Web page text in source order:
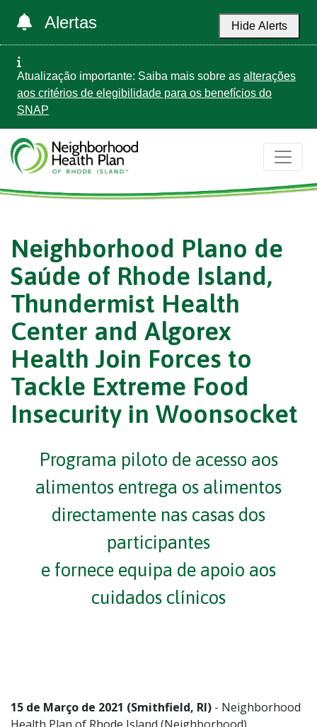
Alertas Hide Alerts
Atualização importante: Saiba mais sobre as alterações
aos critérios de elegibilidade para os benefícios do
SNAP
Neighborhood Plano de
Saúde of Rhode Island,
Thundermist Health
Center and Algorex
Health Join Forces to
Tackle Extreme Food
Insecurity in Woonsocket
Programa piloto de acesso aos
alimentos entrega os alimentos
directamente nas casas dos
participantes
e fornece equipa de apoio aos
cuidados clínicos
15 de Março de 2021 (Smithfield, RI) - Neighborhood